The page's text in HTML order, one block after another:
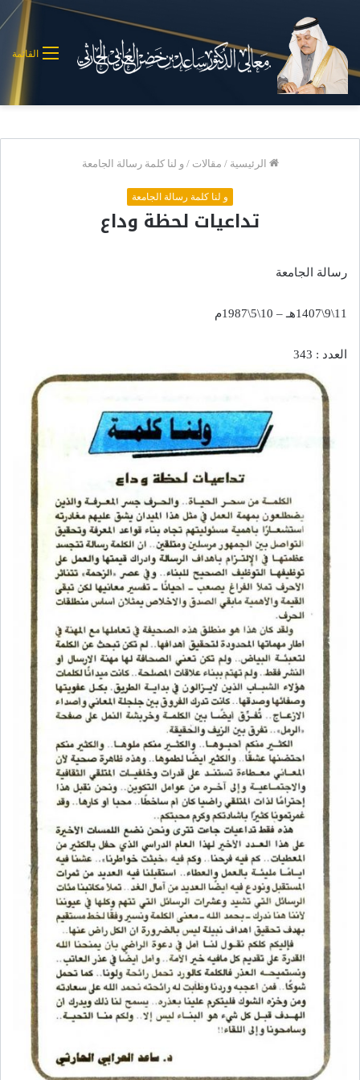
القائمة
الرئيسية / مقالات / و لنا كلمة رسالة الجامعة
و لنا كلمة رسالة الجامعة
تداعيات لحظة وداع
رسالة الجامعة
11\9\1407هـ – 10\5\1987م
العدد : 343